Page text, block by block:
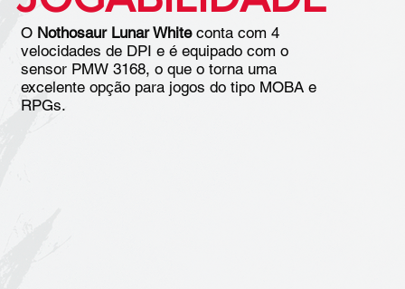
O Nothosaur Lunar Whiteconta com 4
velocidades de DPI e é equipado com o
sensor PMW 3168, o que o torna uma
excelente opção para jogos do tipo MOBA e
RPGs.